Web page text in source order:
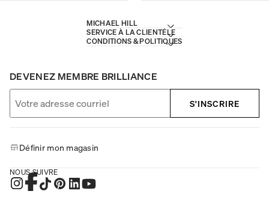
MICHAEL HILL
SERVICE À LA CLIENTÈLE
CONDITIONS & POLITIQUES
DEVENEZ MEMBRE BRILLIANCE
S'INSCRIRE
Définir mon magasin
NOUS SUIVRE